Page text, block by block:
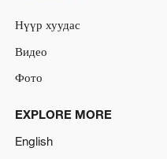
Нүүр хуудас
Видео
Фото
EXPLORE MORE
English